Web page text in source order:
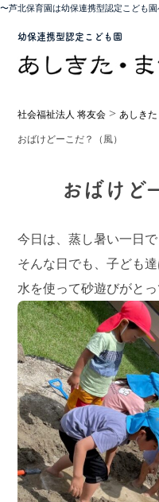
〜芦北保育園は幼保連携型認定こども園
幼保連携型認定こども園
社会福祉法人 将友会 > あしき
おばけどーこだ？（風）
おばけど
今日は、蒸し暑い一日で
そんな日でも、子ども達
水を使って砂遊びがと